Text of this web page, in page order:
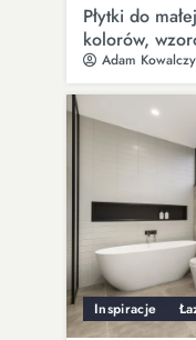
Płytki do
kolorów,
Adam
Inspiracje